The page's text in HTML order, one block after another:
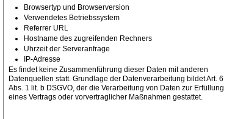
Browsertyp und Browserversion
Verwendetes Betriebssystem
Referrer URL
Hostname des zugreifenden Rechners
Uhrzeit der Serveranfrage
IP-Adresse
Es findet keine Zusammenführung dieser Daten mit anderen
Datenquellen statt. Grundlage der Datenverarbeitung bildet Art. 6
Abs. 1 lit. b DSGVO, der die Verarbeitung von Daten zur Erfüllung
eines Vertrags oder vorvertraglicher Maßnahmen gestattet.